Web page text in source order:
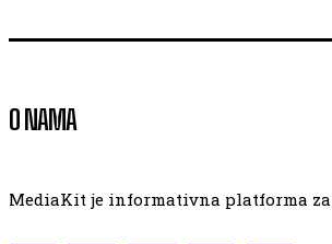
O NAMA
MediaKit je informativna platforma